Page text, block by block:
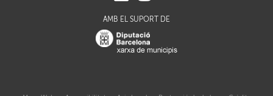
AMB EL SUPORT DE